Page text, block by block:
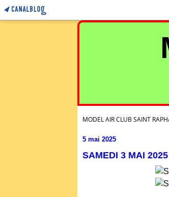
MODEL AIR CLUB SAINT
5 mai 2025
SAMEDI 3 MAI